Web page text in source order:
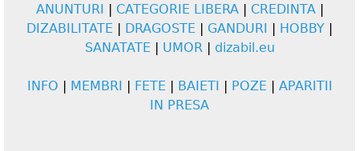
ANUNTURI CATEGORIE LIBERA| CREDINTA|
DIZABILITATE
DRAGOSTE GANDURI HOBBY
SANATATE
UMOR| dizabil.eu
INFO MEMBRI FETE BAIETI POZE
APARITII
IN PRESA